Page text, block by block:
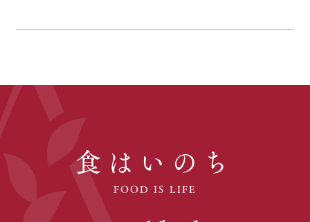
食はいのち
FOOD IS LIFE